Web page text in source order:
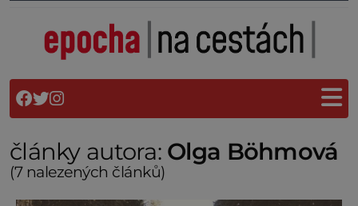
články autora: Olga Böhmová
(7 nalezených článků)